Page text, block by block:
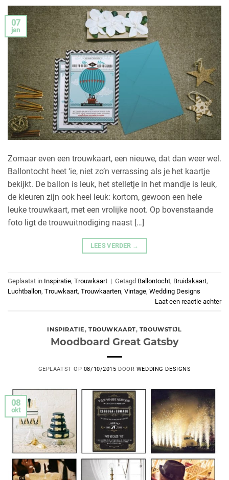
07
jan
Zomaar even een trouwkaart, een nieuwe, dat dan weer wel.
Ballontocht heet ‘ie, niet zo’n verrassing als je het kaartje
bekijkt. De ballon is leuk, het stelletje in het mandje is leuk,
de kleuren zijn ook heel leuk: kortom, gewoon een hele
leuke trouwkaart, met een vrolijke noot. Op bovenstaande
foto ligt de trouwuitnodiging naast […]
LEES VERDER →
Geplaatst in Inspiratie, Trouwkaart | Getagd Ballontocht, Bruidskaart,
Luchtballon, Trouwkaart, Trouwkaarten, Vintage, Wedding Designs
Laat een reactie achter
INSPIRATIE,TROUWKAART, TROUWSTIJL
Moodboard Great Gatsby
GEPLAATST OP 08/10/2015 DOOR WEDDING DESIGNS
08
okt